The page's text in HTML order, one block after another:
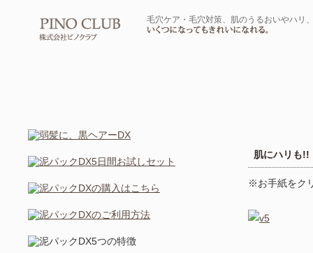
毛穴ケア・毛穴対策、肌のうるおいやハリ
肌にハリも!!
※お手紙をク